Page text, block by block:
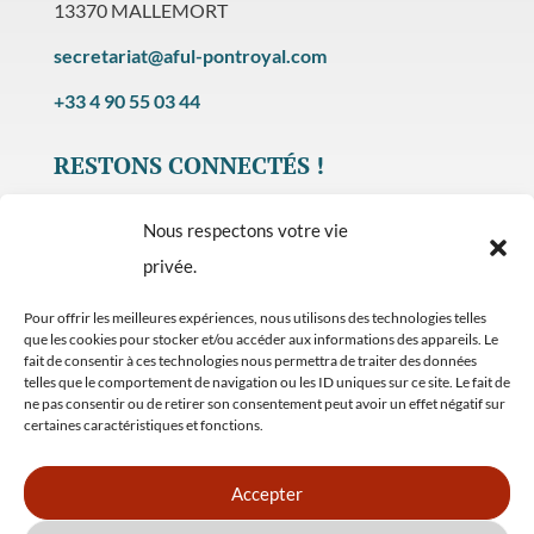
Nous respectons votre vie
privée.
Pour offrir les meilleures expériences, nous utilisons des technologies telles
que les cookies pour stocker et/ou accéder aux informations des appareils. Le
fait de consentir à ces technologies nous permettra de traiter des données
telles que le comportement de navigation ou les ID uniques sur ce site. Le fait de
ne pas consentir ou de retirer son consentement peut avoir un effet négatif sur
certaines caractéristiques et fonctions.
Accepter
13370 MALLEMORT
secretariat@aful-pontroyal.com
+33 4 90 55 03 44
RESTONS CONNECTÉS !
PLAN DU SITE
MENTIONS LEGALES
POLITIQUE DE CONFIDENTIALITÉ